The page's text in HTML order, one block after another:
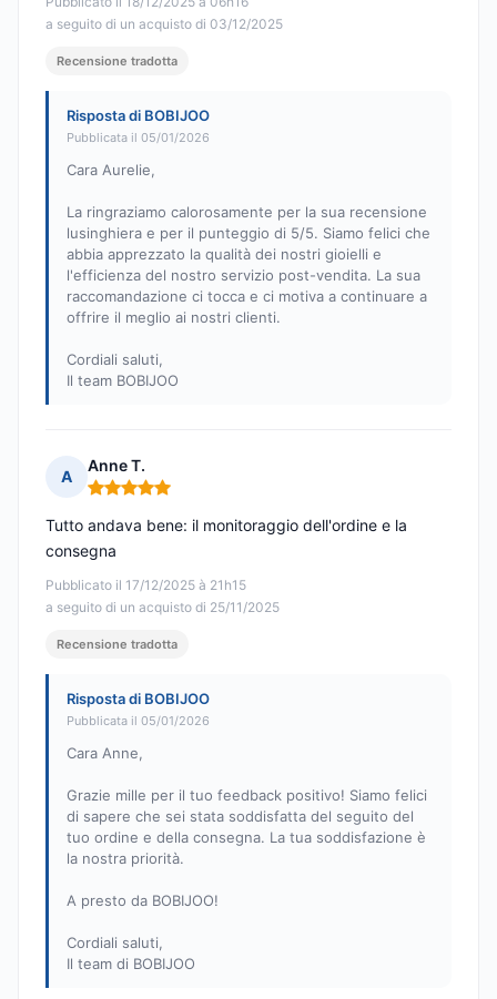
a seguito di un acquisto di 03/12/2025
Recensione tradotta
Risposta di BOBIJOO
Pubblicata il 05/01/2026
Cara Aurelie,
La ringraziamo calorosamente per la sua recensione
lusinghiera e per il punteggio di 5/5. Siamo felici che
abbia apprezzato la qualità dei nostri gioielli e
l'efficienza del nostro servizio post-vendita. La sua
raccomandazione ci tocca e ci motiva a continuare a
offrire il meglio ai nostri clienti.
Cordiali saluti,
Il team BOBIJOO
A
Anne T.
Nota: 5 su 5
Pubblicato il 17/12/2025 à 21h15
a seguito di un acquisto di 25/11/2025
Tutto andava bene: il monitoraggio dell'ordine e la
consegna
Recensione tradotta
Risposta di BOBIJOO
Pubblicata il 05/01/2026
Cara Anne,
Grazie mille per il tuo feedback positivo! Siamo felici
di sapere che sei stata soddisfatta del seguito del
tuo ordine e della consegna. La tua soddisfazione è
la nostra priorità.
A presto da BOBIJOO!
Cordiali saluti,
Il team di BOBIJOO